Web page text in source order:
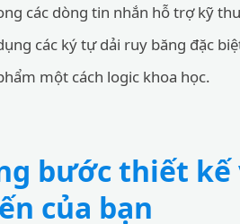
các dòng tin nhắn hỗ trợ kỹ
các ký tự dải ruy băng đặc
một cách logic khoa học.
bước thiết kế
của bạn